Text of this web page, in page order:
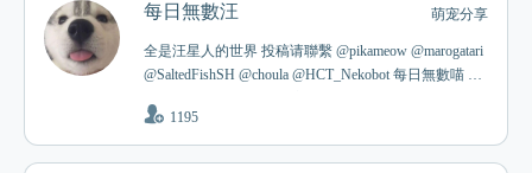
每日無數汪 萌宠分享
全是汪星人的世界 投稿请聯繫 @pikameow @marogatari
@SaltedFishSH @choula @HCT_Nekobot 每日無數喵 @
1195